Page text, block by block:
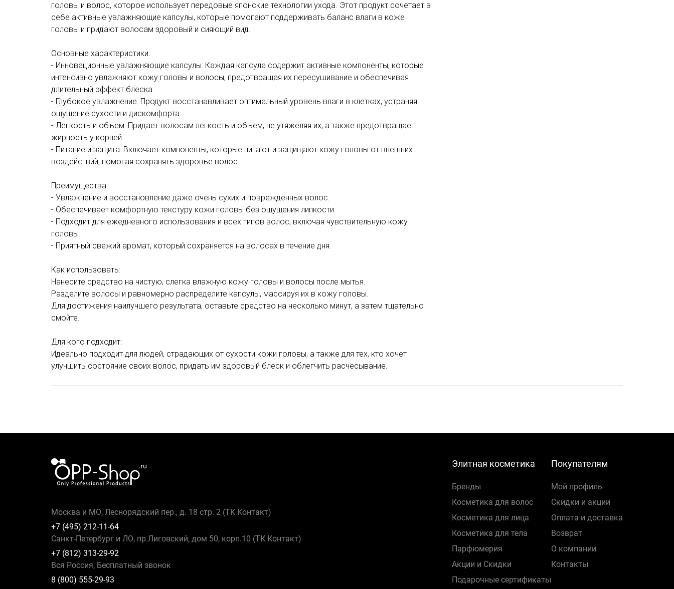
головы и волос, которое использует передовые японские технологии ухода. Этот продукт сочетает в
себе активные увлажняющие капсулы, которые помогают поддерживать баланс влаги в коже
головы и придают волосам здоровый и сияющий вид.
Основные характеристики:
- Инновационные увлажняющие капсулы: Каждая капсула содержит активные компоненты, которые
интенсивно увлажняют кожу головы и волосы, предотвращая их пересушивание и обеспечивая
длительный эффект блеска.
- Глубокое увлажнение: Продукт восстанавливает оптимальный уровень влаги в клетках, устраняя
ощущение сухости и дискомфорта.
- Легкость и объем: Придает волосам легкость и объем, не утяжеляя их, а также предотвращает
жирность у корней.
- Питание и защита: Включает компоненты, которые питают и защищают кожу головы от внешних
воздействий, помогая сохранять здоровье волос.
Преимущества:
- Увлажнение и восстановление даже очень сухих и поврежденных волос.
- Обеспечивает комфортную текстуру кожи головы без ощущения липкости.
- Подходит для ежедневного использования и всех типов волос, включая чувствительную кожу
головы.
- Приятный свежий аромат, который сохраняется на волосах в течение дня.
Как использовать:
Нанесите средство на чистую, слегка влажную кожу головы и волосы после мытья.
Разделите волосы и равномерно распределите капсулы, массируя их в кожу головы.
Для достижения наилучшего результата, оставьте средство на несколько минут, а затем тщательно
смойте.
Для кого подходит:
Идеально подходит для людей, страдающих от сухости кожи головы, а также для тех, кто хочет
улучшить состояние своих волос, придать им здоровый блеск и облегчить расчесывание.
Москва и МО, Леснорядский пер., д. 18 стр. 2 (ТК Контакт)
+7 (495) 212-11-64
Санкт-Петербург и ЛО, пр.Лиговский, дом 50, корп.10 (ТК Контакт)
+7 (812) 313-29-92
Вся Россия, Бесплатный звонок
8 (800) 555-29-93
Элитная косметика
Бренды
Косметика для волос
Косметика для лица
Косметика для тела
Парфюмерия
Акции и Скидки
Подарочные сертификаты
Покупателям
Мой профиль
Скидки и акции
Оплата и доставка
Возврат
О компании
Контакты